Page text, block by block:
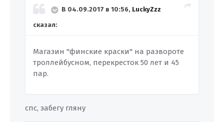
В 04.09.2017 в 10:56, LuckyZzz
сказал:
Магазин "финские краски" на развороте
троллейбусном, перекресток 50 лет и 45
пар.
спс, забегу гляну